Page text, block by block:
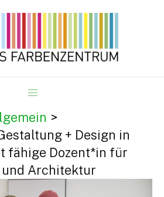
MAIN
MENU+ Design in
fähige Dozent*in für
und Architektur